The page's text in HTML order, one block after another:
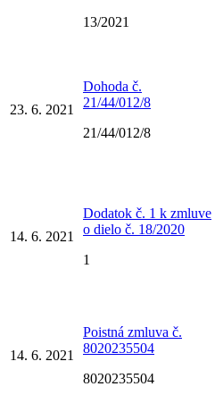
13/2021
23. 6. 2021
Dohoda č.
21/44/012/8
21/44/012/8
14. 6. 2021
Dodatok č. 1 k zmluve
o dielo č. 18/2020
1
14. 6. 2021
Poistná zmluva č.
8020235504
8020235504